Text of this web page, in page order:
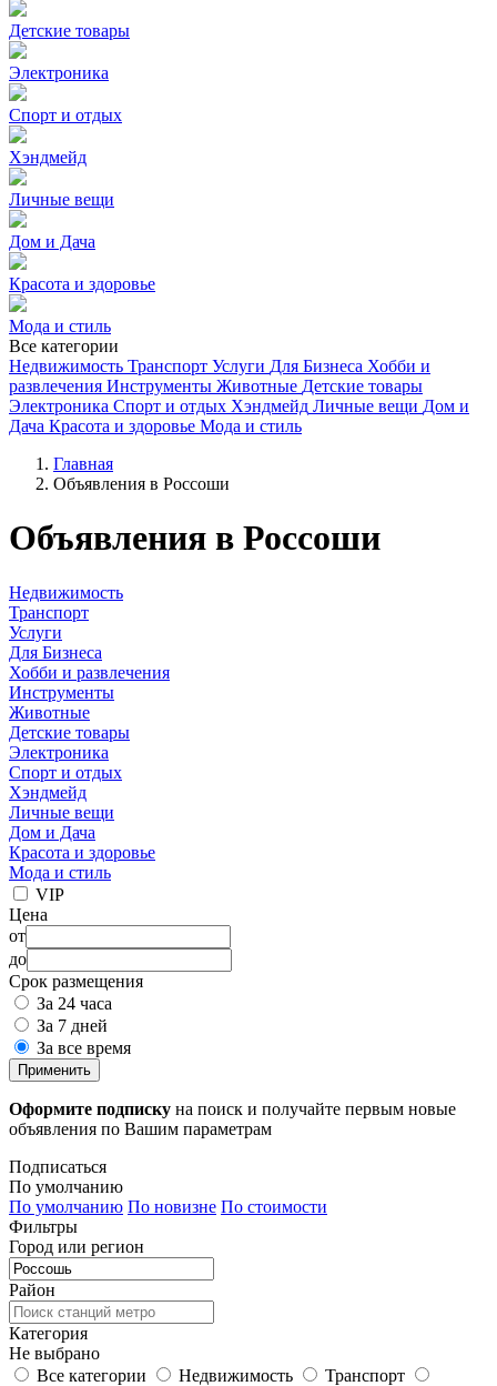
Детские товары
Электроника
Спорт и отдых
Хэндмейд
Личные вещи
Дом и Дача
Красота и здоровье
Мода и стиль
Все категории
Недвижимость Транспорт Услуги Для Бизнеса Хобби и
развлечения Инструменты Животные Детские товары
Электроника Спорт и отдых Хэндмейд Личные вещи Дом и
Дача Красота и здоровье Мода и стиль
Главная
Объявления в Россоши
Объявления в Россоши
Недвижимость
Транспорт
Услуги
Для Бизнеса
Хобби и развлечения
Инструменты
Животные
Детские товары
Электроника
Спорт и отдых
Хэндмейд
Личные вещи
Дом и Дача
Красота и здоровье
Мода и стиль
VIP
Цена
от
до
Срок размещения
За 24 часа
За 7 дней
За все время
Применить
Оформите подписку на поиск и получайте первым новые
объявления по Вашим параметрам
Подписаться
По умолчанию
По умолчанию По новизне По стоимости
Фильтры
Город или регион
Район
Категория
Не выбрано
Все категории
Недвижимость
Транспорт